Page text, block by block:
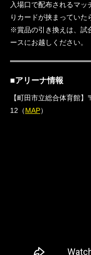
入場口で配布されるマッ
りカードが挟まっていた
※賞品の引き換えは、試
ースにお越しください。
■アリーナ情報
【町田市立総合体育館
12（MAP）